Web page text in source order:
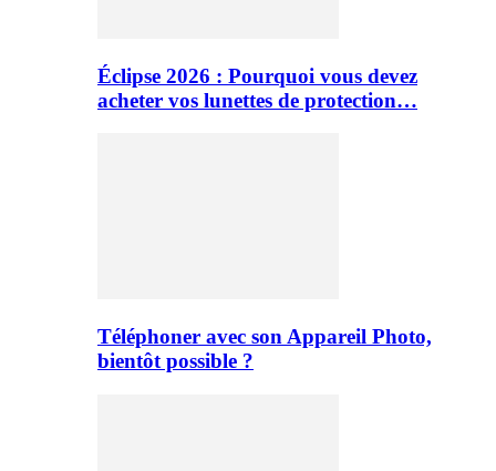
Éclipse 2026 : Pourquoi vous devez
acheter vos lunettes de protection…
Téléphoner avec son Appareil Photo,
bientôt possible ?